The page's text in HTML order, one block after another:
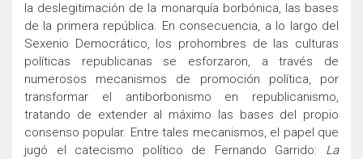
la deslegitimación de la monarquía borbónica, las bases
de la primera república. En consecuencia, a lo largo del
Sexenio Democrático, los prohombres de las culturas
políticas republicanas se esforzaron, a través de
numerosos mecanismos de promoción política, por
transformar el antiborbonismo en republicanismo,
tratando de extender al máximo las bases del propio
consenso popular. Entre tales mecanismos, el papel que
jugó el catecismo político de Fernando Garrido: La